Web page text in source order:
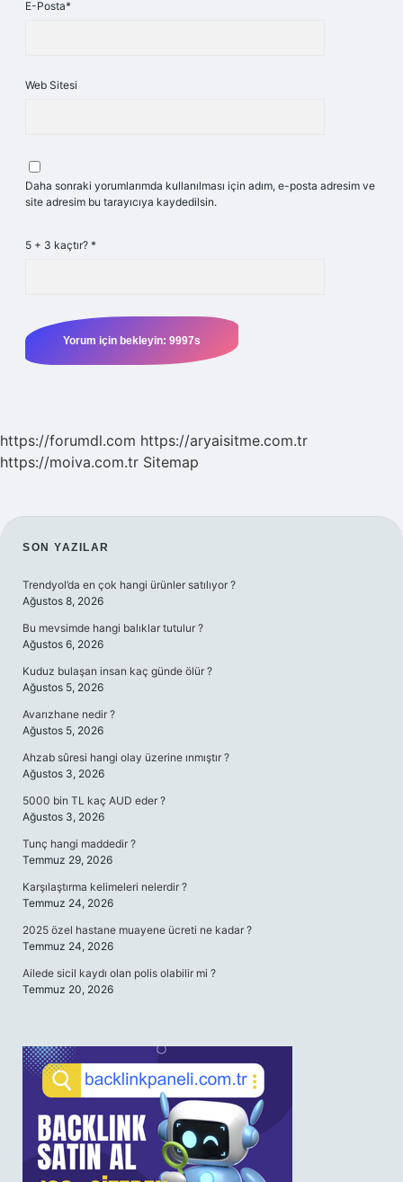
E-Posta*
Web Sitesi
Daha sonraki yorumlarımda kullanılması için adım, e-posta adresim ve
site adresim bu tarayıcıya kaydedilsin.
5 + 3 kaçtır? *
https://forumdl.com https://aryaisitme.com.tr
https://moiva.com.tr Sitemap
SIDEBAR
SON YAZILAR
Trendyol’da en çok hangi ürünler satılıyor ?
Ağustos 8, 2026
Bu mevsimde hangi balıklar tutulur ?
Ağustos 6, 2026
Kuduz bulaşan insan kaç günde ölür ?
Ağustos 5, 2026
Avarızhane nedir ?
Ağustos 5, 2026
Ahzab sûresi hangi olay üzerine ınmıştır ?
Ağustos 3, 2026
5000 bin TL kaç AUD eder ?
Ağustos 3, 2026
Tunç hangi maddedir ?
Temmuz 29, 2026
Karşılaştırma kelimeleri nelerdir ?
Temmuz 24, 2026
2025 özel hastane muayene ücreti ne kadar ?
Temmuz 24, 2026
Ailede sicil kaydı olan polis olabilir mi ?
Temmuz 20, 2026